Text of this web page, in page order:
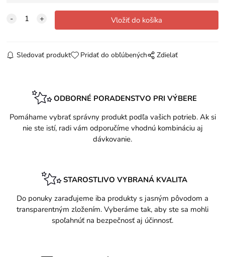
Sledovať produkt Pridať do obľúbených Zdielať
ODBORNÉ PORADENSTVO PRI VÝBERE
Pomáhame vybrať správny produkt podľa vašich potrieb. Ak si
nie ste istí, radi vám odporučíme vhodnú kombináciu aj
dávkovanie.
STAROSTLIVO VYBRANÁ KVALITA
Do ponuky zaraďujeme iba produkty s jasným pôvodom a
transparentným zložením. Vyberáme tak, aby ste sa mohli
spoľahnúť na bezpečnosť aj účinnosť.